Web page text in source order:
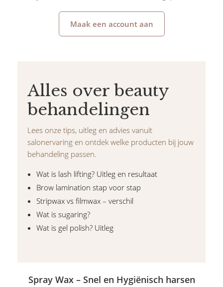
Maak een account aan
Alles over beauty
behandelingen
Lees onze tips, uitleg en advies vanuit
salonervaring en ontdek welke producten bij jouw
behandeling passen.
Wat is lash lifting? Uitleg en resultaat
Brow lamination stap voor stap
Stripwax vs filmwax – verschil
Wat is sugaring?
Wat is gel polish? Uitleg
Spray Wax – Snel en Hygiënisch harsen